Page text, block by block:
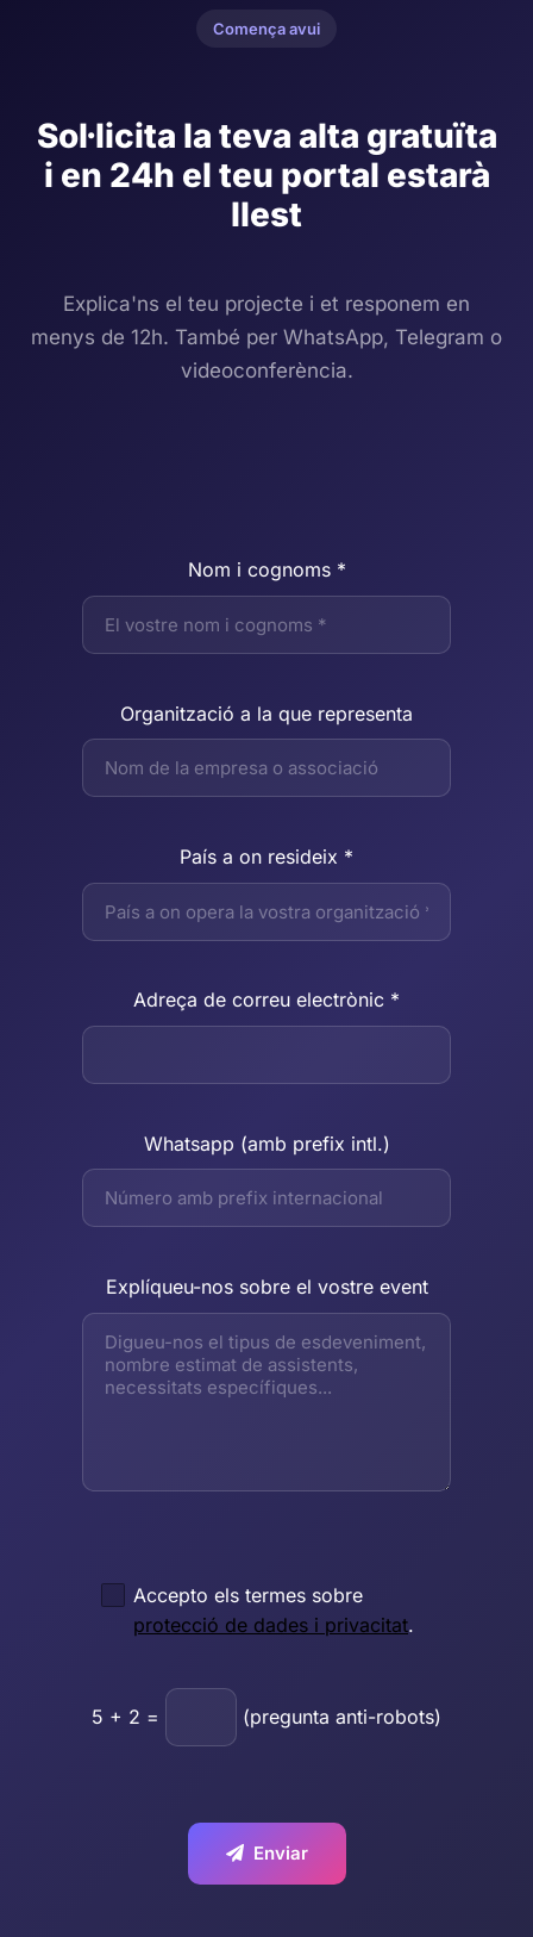
Comença avui
Sol·licita la teva alta gratuïta
i en 24h el teu portal estarà
llest
Explica'ns el teu projecte i et responem en
menys de 12h. També per WhatsApp, Telegram o
videoconferència.
Nom i cognoms *
Organització a la que representa
País a on resideix *
Adreça de correu electrònic *
Whatsapp (amb prefix intl.)
Explíqueu-nos sobre el vostre event
Accepto els termes sobre
protecció de dades i privacitat.
5 + 2 = (pregunta anti-robots)
Enviar